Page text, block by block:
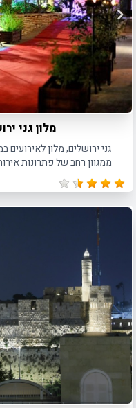
מלון גני
גני ירושלים, מלון
ממגוון רחב של פתרונות